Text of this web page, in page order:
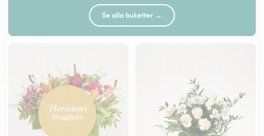
Se alla buketter →